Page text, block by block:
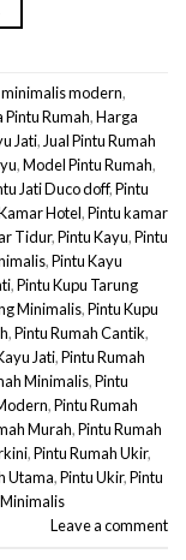
modern,
Pintu Rumah,Harga
Jati,Jual Pintu Rumah
,Model Pintu Rumah,
Jati Duco doff,Pintu
Hotel,Pintu kamar
Tidur,Pintu Kayu,Pintu
,Pintu Kayu
,Pintu Kupu Tarung
Minimalis,Pintu Kupu
,Pintu Rumah Cantik,
Jati,Pintu Rumah
Minimalis,Pintu
,Pintu Rumah
Murah,Pintu Rumah
,Pintu Rumah Ukir,
Utama,Pintu Ukir,Pintu
Leave a comment